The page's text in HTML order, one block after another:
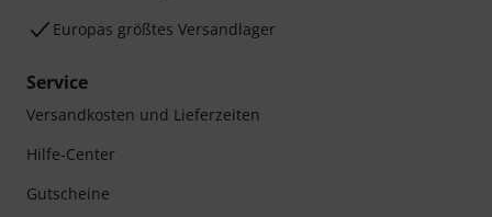
Europas größtes Versandlager
Service
Versandkosten und Lieferzeiten
Hilfe-Center
Gutscheine